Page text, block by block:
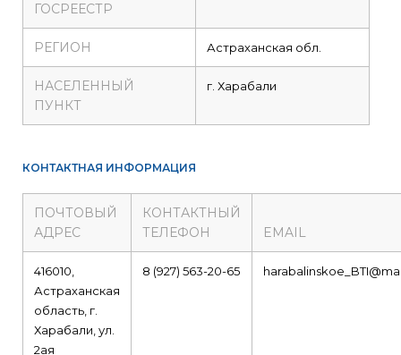
ГОСРЕЕСТР
РЕГИОН Астраханская обл.
НАСЕЛЕННЫЙ
ПУНКТ
г. Харабали
КОНТАКТНАЯ ИНФОРМАЦИЯ
ПОЧТОВЫЙ
АДРЕС
КОНТАКТНЫЙ
ТЕЛЕФОН
EMAIL
416010,
Астраханская
область, г.
Харабали, ул.
2ая
8 (927) 563-20-65